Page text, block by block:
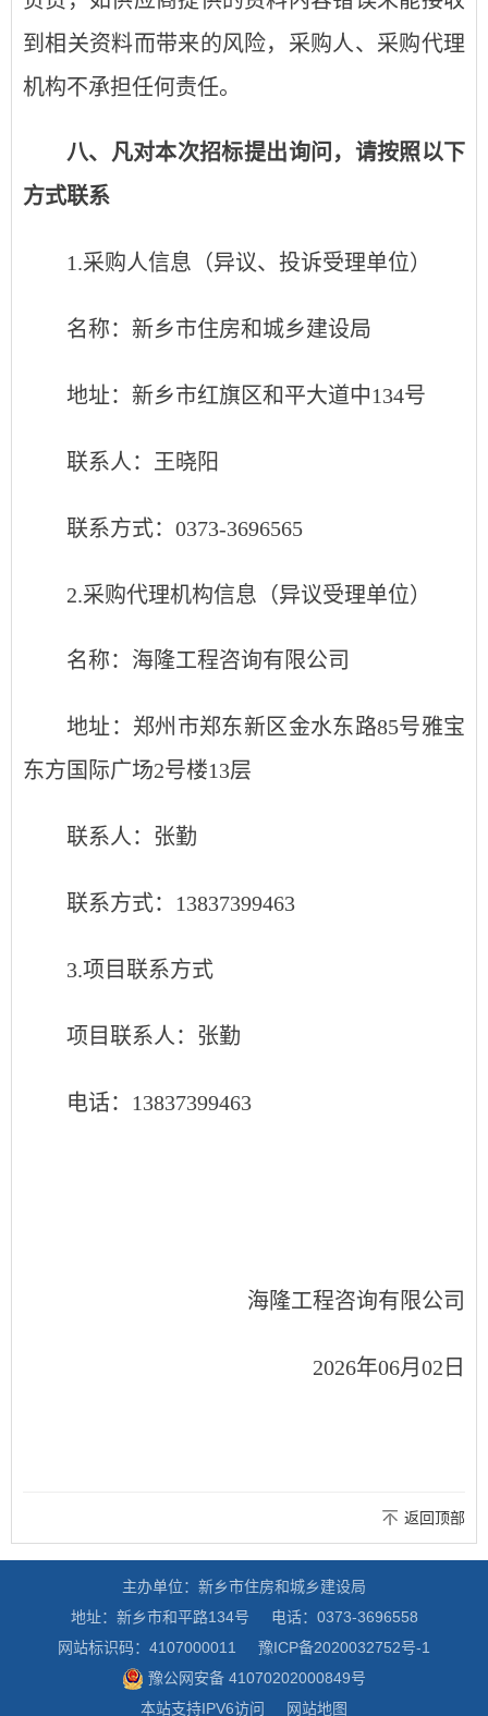
到相关资料而带来的风险，采购人、采购代理
机构不承担任何责任。
八、凡对本次招标提出询问，请按照以下
方式联系
1.采购人信息（异议、投诉受理单位）
名称：新乡市住房和城乡建设局
地址：新乡市红旗区和平大道中134号
联系人：王晓阳
联系方式：0373-3696565
2.采购代理机构信息 （异议受理单位）
名称：海隆工程咨询有限公司
地址：郑州市郑东新区金水东路85号雅宝
东方国际广场2号楼13层
联系人：张勤
联系方式：13837399463
3.项目联系方式
项目联系人：张勤
电话：13837399463
海隆工程咨询有限公司
2026年06月02日
返回顶部
主办单位：新乡市住房和城乡建设局
地址：新乡市和平路134号
电话：0373-3696558
网站标识码：4107000011
豫ICP备2020032752号-1
豫公网安备 41070202000849号
本站支持IPV6访问
网站地图